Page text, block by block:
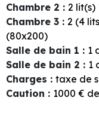
Chambre 2 : 2 lit(s)
Chambre 3 : 2 (4
(80x200)
Salle de bain 1 : 1
Salle de bain 2 : 1
Charges : taxe de
Caution : 1000 €